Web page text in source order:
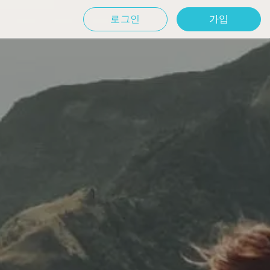
로그인 가입